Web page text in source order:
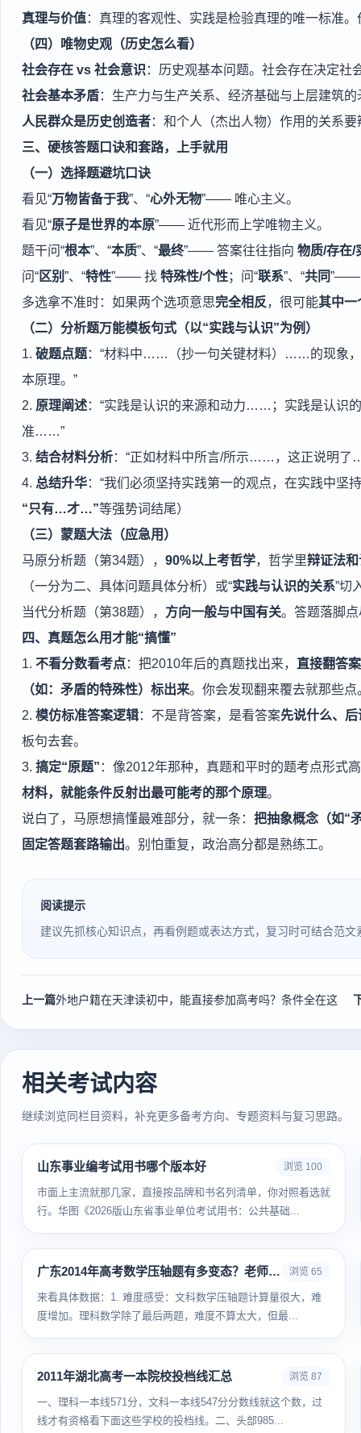
真理与价值：真理的客观性、实践是检验真理的唯一标准
（四）唯物史观（历史怎么看）
社会存在 vs 社会意识 ：历史观基本问题。社会存在决定社
社会基本矛盾：生产力与生产关系、经济基础与上层建筑
人民群众是历史创造者：和个人（杰出人物）作用的关系要
三、硬核答题口诀和套路，上手就用
（一）选择题避坑口诀
看见“万物皆备于我”、“心外无物”—— 唯心主义。
看见“原子是世界的本原”—— 近代形而上学唯物主义。
题干问“根本”、“本质”、“最终”—— 答案往往指向 物质/存在/
问“区别 ”、“特性”—— 找 特殊性/个性；问“联系”、“共同”——
多选拿不准时：如果两个选项意思完全相反，很可能其中一
（二）分析题万能模板句式（以“实践与认识”为例）
1. 破题点题：“材料中……（抄一句关键材料）……的现象
本原理。”
2. 原理阐述：“实践是认识的来源和动力……；实践是认识
准……”
3. 结合材料分析：“正如材料中所言/所示……，这正说明
4. 总结升华：“我们必须坚持实践第一的观点，在实践中坚
“只有…才…”等强势词结尾）
（三）蒙题大法（应急用）
马原分析题（第34题）， 90%以上考哲学，哲学里辩证法
（一分为二、具体问题具体分析）或“实践与认识的关系”切
当代分析题（第38题）， 方向一般与中国有关。答题落脚
四、真题怎么用才能“搞懂”
1. 不看分数看考点：把2010年后的真题找出来， 直接翻答案
（如：矛盾的特殊性）标出来。你会发现翻来覆去就那些点
2. 模仿标准答案逻辑：不是背答案，是看答案先说什么、后
板句去套。
3. 搞定“原题” ：像2012年那种，真题和平时的题考点形式
材料，就能条件反射出最可能考的那个原理。
说白了，马原想搞懂最难部分，就一条： 把抽象概念（如“
固定答题套路输出。别怕重复，政治高分都是熟练工。
阅读提示
建议先抓核心知识点，再看例题或表达方式，复习时可结合范
上一篇外地户籍在天津读初中，能直接参加高考吗？条件全在这
相关考试内容
继续浏览同栏目资料，补充更多备考方向、专题资料与复习思路。
山东事业编考试用书哪个版本好 浏览 100
市面上主流就那几家，直接按品牌和书名列清单，你对照着选就
行。华图《2026版山东省事业单位考试用书：公共基础...
广东2014年高考数学压轴题有多变态？老师都说难 浏览 65
来看具体数据：1. 难度感受：文科数学压轴题计算量很大，难
度增加。理科数学除了最后两题，难度不算太大，但最...
2011年湖北高考一本院校投档线汇总 浏览 87
一、理科一本线571分，文科一本线547分分数线就这个数，过
线才有资格看下面这些学校的投档线。二、头部985...